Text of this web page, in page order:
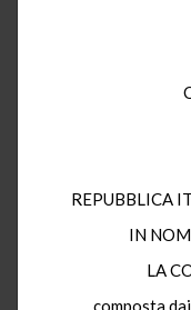
REPUBBLICA
IN
LA
composta